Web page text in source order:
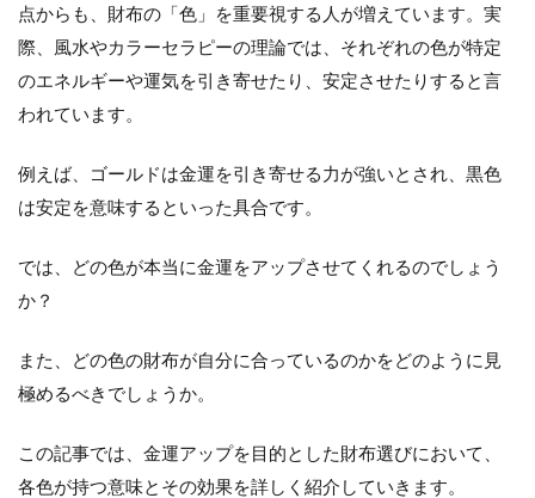
点からも、財布の「色」を重要視する人が増えています。実
際、風水やカラーセラピーの理論では、それぞれの色が特定
のエネルギーや運気を引き寄せたり、安定させたりすると言
われています。
例えば、ゴールドは金運を引き寄せる力が強いとされ、黒色
は安定を意味するといった具合です。
では、どの色が本当に金運をアップさせてくれるのでしょう
か？
また、どの色の財布が自分に合っているのかをどのように見
極めるべきでしょうか。
この記事では、金運アップを目的とした財布選びにおいて、
各色が持つ意味とその効果を詳しく紹介していきます。